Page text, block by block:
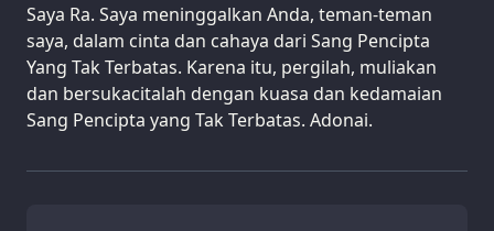
Saya Ra. Saya meninggalkan Anda, teman-teman
saya, dalam cinta dan cahaya dari Sang Pencipta
Yang Tak Terbatas. Karena itu, pergilah, muliakan
dan bersukacitalah dengan kuasa dan kedamaian
Sang Pencipta yang Tak Terbatas. Adonai.